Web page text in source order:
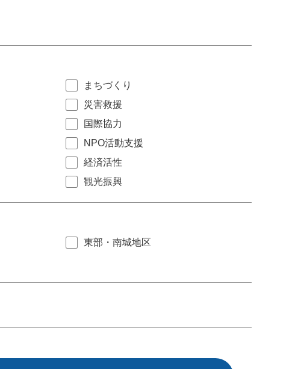
まちづくり
災害救援
国際協力
NPO活動支援
経済活性
観光振興
東部・南城地区